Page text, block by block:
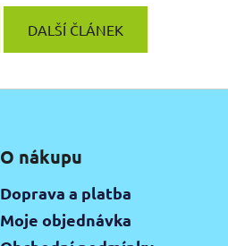
DALŠÍ ČLÁNEK
O nákupu
Doprava a platba
Moje objednávka